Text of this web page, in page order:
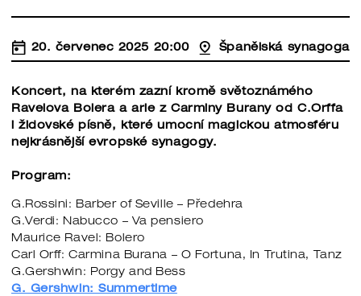
20. červenec 2025 20:00 Španělská synagoga
Koncert, na kterém zazní kromě světoznámého
Ravelova Bolera a arie z Carminy Burany od C.Orffa
i židovské písně, které umocní magickou atmosféru
nejkrásnější evropské synagogy.
Program:
G.Rossini: Barber of Seville – Předehra
G.Verdi: Nabucco – Va pensiero
Maurice Ravel: Bolero
Carl Orff: Carmina Burana – O Fortuna, In Trutina, Tanz
G.Gershwin: Porgy and Bess
G. Gershwin: Summertime